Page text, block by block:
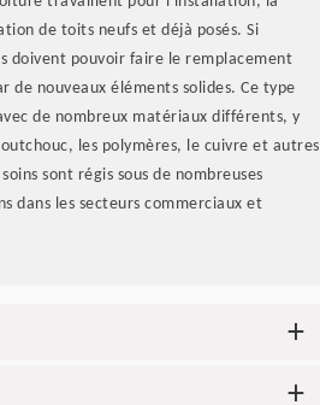
de toits neufs et déjà posés. Si
doivent pouvoir faire le remplacement
de nouveaux éléments solides. Ce type
de nombreux matériaux différents, y
les polymères, le cuivre et autres
sont régis sous de nombreuses
dans les secteurs commerciaux et